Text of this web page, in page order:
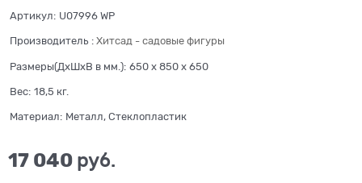
Артикул: U07996 WP
Производитель : Хитсад - садовые фигуры
Размеры(ДхШхВ в мм.): 650 x 850 x 650
Вес: 18,5 кг.
Материал: Металл, Стеклопластик
17 040 руб.